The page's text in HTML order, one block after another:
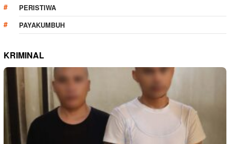
PERISTIWA
PAYAKUMBUH
KRIMINAL